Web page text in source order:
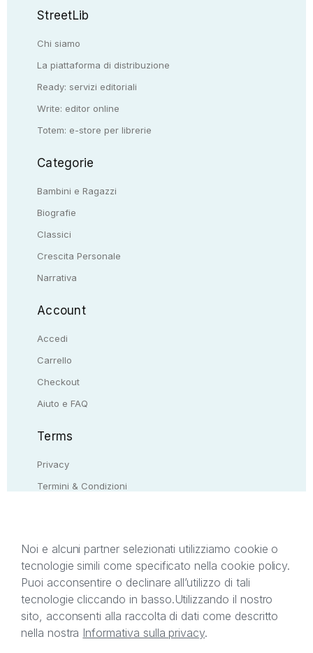
StreetLib
Chi siamo
La piattaforma di distribuzione
Ready: servizi editoriali
Write: editor online
Totem: e-store per librerie
Categorie
Bambini e Ragazzi
Biografie
Classici
Crescita Personale
Narrativa
Account
Accedi
Carrello
Checkout
Aiuto e FAQ
Terms
Privacy
Termini & Condizioni
Il presente sito web è di proprietà di StreetLib S.r.l.
C.F. e P.IVA 05338720963. StreetLib S.r.l. è
titolare di tutti i diritti di proprietà intellettuale
afferenti ai marchi, loghi e segni distintivi presenti
sul sito web. Si invita l’utente a prendere visione
Noi e alcuni partner selezionati utilizziamo cookie o
tecnologie simili come specificato nella cookie policy.
Puoi acconsentire o declinare all’utilizzo di tali
tecnologie cliccando in basso.Utilizzando il nostro
sito, acconsenti alla raccolta di dati come descritto
nella nostra Informativa sulla privacy.